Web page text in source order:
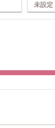
未設定